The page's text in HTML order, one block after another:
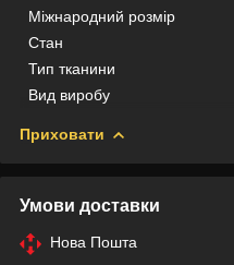
Міжнародний розмір
Стан
Тип тканини
Вид виробу
Приховати
Умови доставки
Нова Пошта